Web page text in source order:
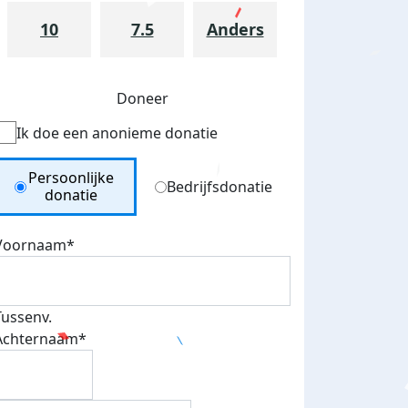
10 7.5 Anders
Doneer
Ik doe een anonieme donatie
Donation Type
Persoonlijke
donatie
Bedrijfsdonatie